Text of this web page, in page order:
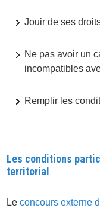
Jouir de ses
Ne pas avoir un
incompatibles
Remplir les
Les conditions
territorial
Le concours externe